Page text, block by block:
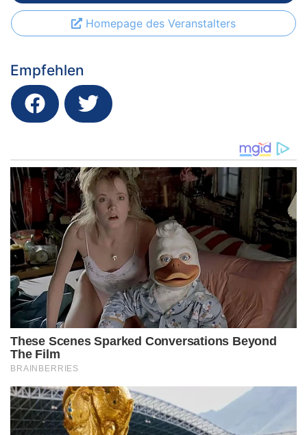
Homepage des Veranstalters
Empfehlen